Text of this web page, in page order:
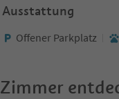
Ausstattung
Offener Parkplatz
Zimmer